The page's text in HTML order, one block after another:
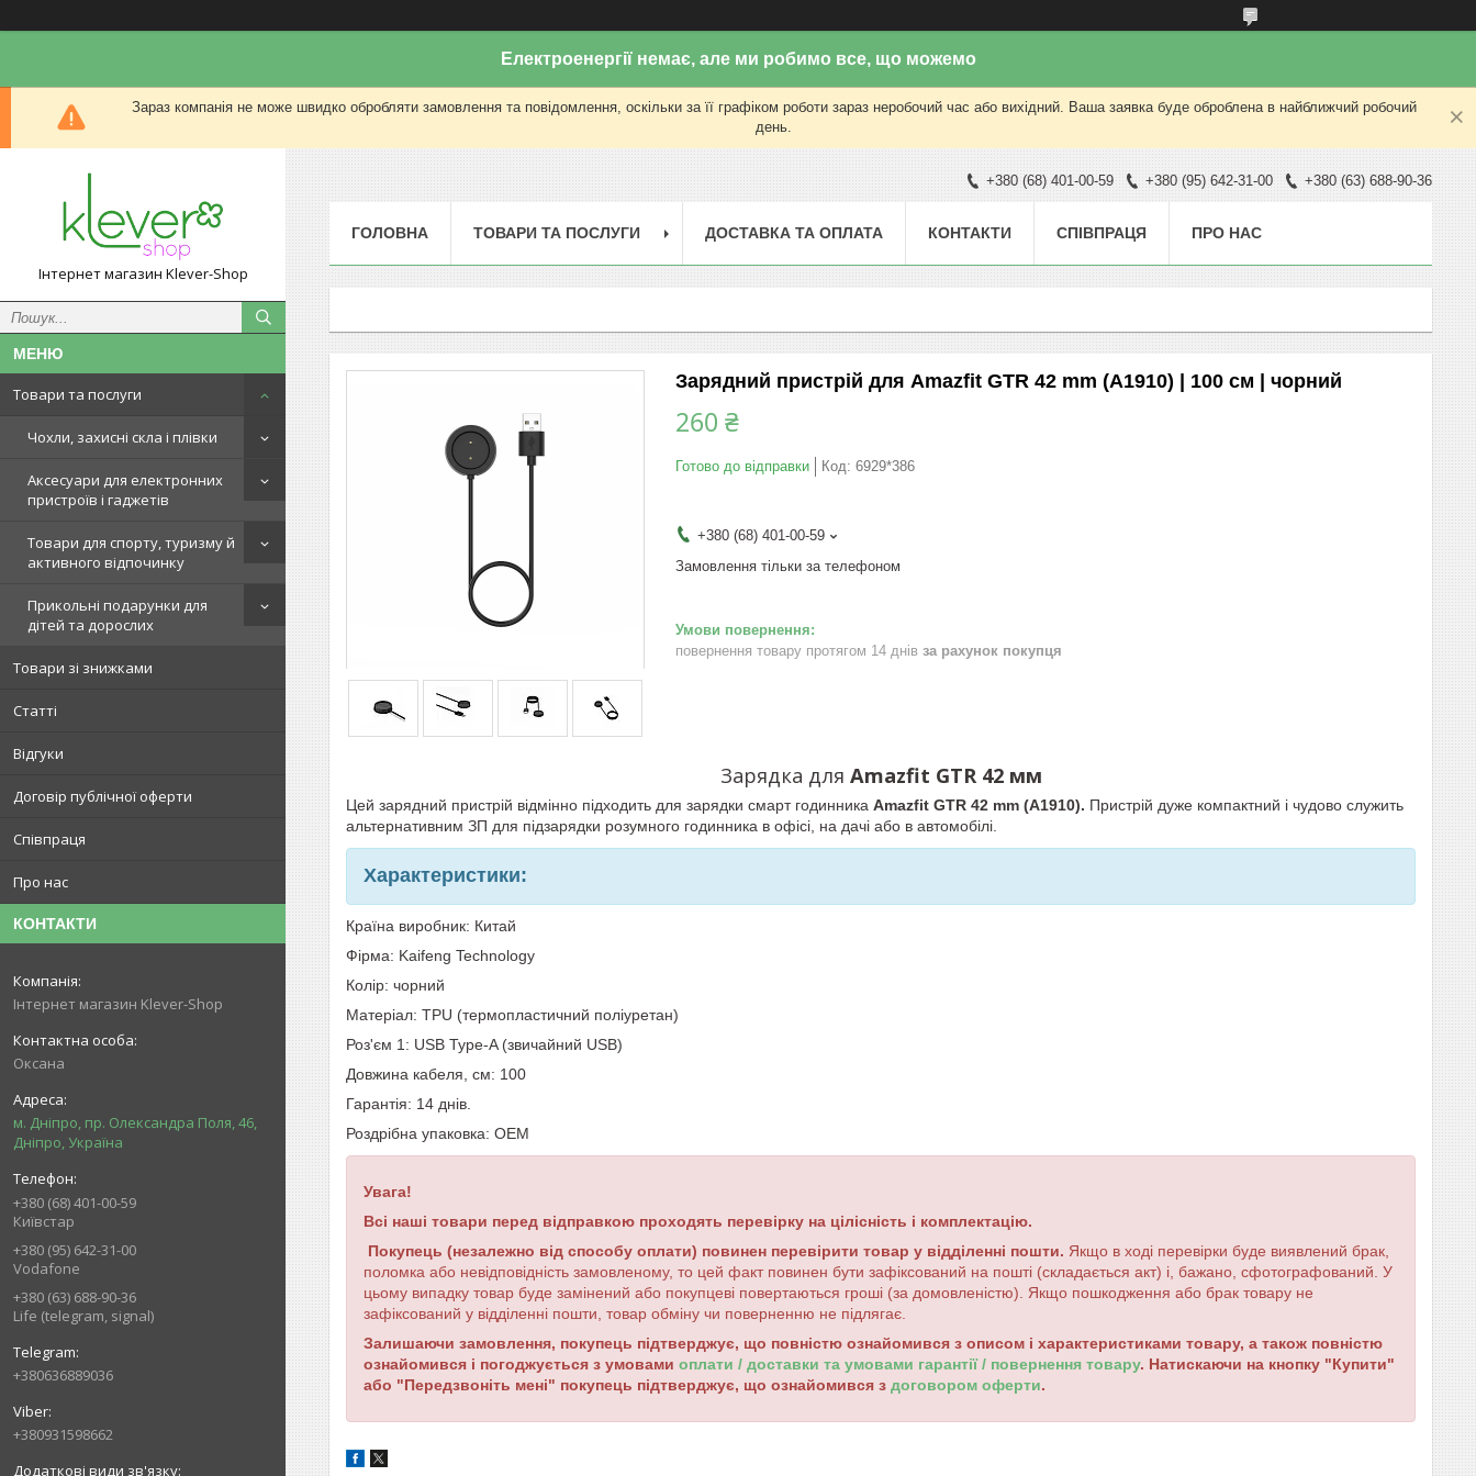
Електроенергії немає, але ми робимо все, що можемо
Зараз компанія не може швидко обробляти замовлення та повідомлення, оскільки за її графіком роботи зараз неробочий час або вихідний. Ваша заявка буде оброблена в найближчий робочий
день.
Інтернет магазин Klever-Shop
Товари та послуги
Чохли, захисні скла і плівки
Аксесуари для електронних
пристроїв і гаджетів
Товари для спорту, туризму й
активного відпочинку
Прикольні подарунки для
дітей та дорослих
Товари зі знижками
Статті
Відгуки
Договір публічної оферти
Співпраця
Про нас
КОНТАКТИ
Інтернет магазин Klever-Shop
Оксана
м. Дніпро, пр. Олександра Поля, 46,
Дніпро, Україна
+380 (68) 401-00-59
Київстар
+380 (95) 642-31-00
Vodafone
+380 (63) 688-90-36
Life (telegram, signal)
+380636889036
+380931598662
+380 (68) 401-00-59 +380 (95) 642-31-00 +380 (63) 688-90-36
ГОЛОВНА ТОВАРИ ТА ПОСЛУГИ ДОСТАВКА ТА ОПЛАТА КОНТАКТИ СПІВПРАЦЯ ПРО НАС
Зарядний пристрій для Amazfit GTR 42 mm (A1910) | 100 cм | чорний
260 ₴
Готово до відправки Код: 6929*386
+380 (68) 401-00-59
Замовлення тільки за телефоном
повернення товару протягом 14 днів за рахунок покупця
Зарядка для Amazfit GTR 42 мм
Цей зарядний пристрій відмінно підходить для зарядки смарт годинника Amazfit GTR 42 mm (A1910). Пристрій дуже компактний і чудово служить
альтернативним ЗП для підзарядки розумного годинника в офісі, на дачі або в автомобілі.
Характеристики:
Країна виробник: Китай
Фірма: Kaifeng Technology
Колір: чорний
Матеріал: TPU (термопластичний поліуретан)
Роз'єм 1 : USB Type-A (звичайний USB)
Довжина кабеля, см: 100
Гарантія: 14 днів.
Роздрібна упаковка: OEM
Увага!
Всі наші товари перед відправкою проходять перевірку на цілісність і комплектацію.
Покупець (незалежно від способу оплати) повинен перевірити товар у відділенні пошти. Якщо в ході перевірки буде виявлений брак,
поломка або невідповідність замовленому, то цей факт повинен бути зафіксований на пошті (складається акт) і, бажано, сфотографований. У
цьому випадку товар буде замінений або покупцеві повертаються гроші (за домовленістю). Якщо пошкодження або брак товару не
зафіксований у відділенні пошти, товар обміну чи поверненню не підлягає.
Залишаючи замовлення, покупець підтверджує, що повністю ознайомився з описом і характеристиками товару, а також повністю
ознайомився і погоджується з умовами оплати / доставки та умовами гарантії / повернення товару. Натискаючи на кнопку "Купити"
або "Передзвоніть мені" покупець підтверджує, що ознайомився з договором оферти.